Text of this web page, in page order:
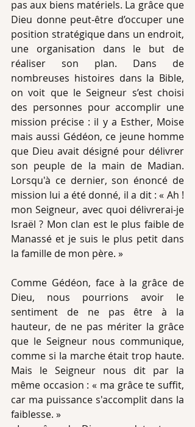
pas aux biens matériels. La grâce que
Dieu donne peut-être d’occuper une
position stratégique dans un endroit,
une organisation dans le but de
réaliser son plan. Dans de
nombreuses histoires dans la Bible,
on voit que le Seigneur s’est choisi
des personnes pour accomplir une
mission précise : il y a Esther, Moise
mais aussi Gédéon, ce jeune homme
que Dieu avait désigné pour délivrer
son peuple de la main de Madian.
Lorsqu'à ce dernier, son énoncé de
mission lui a été donné, il a dit : « Ah !
mon Seigneur, avec quoi délivrerai-je
Israël ? Mon clan est le plus faible de
Manassé et je suis le plus petit dans
la famille de mon père. »
Comme Gédéon, face à la grâce de
Dieu, nous pourrions avoir le
sentiment de ne pas être à la
hauteur, de ne pas mériter la grâce
que le Seigneur nous communique,
comme si la marche était trop haute.
Mais le Seigneur nous dit par la
même occasion : « ma grâce te suffit,
car ma puissance s'accomplit dans la
faiblesse. »